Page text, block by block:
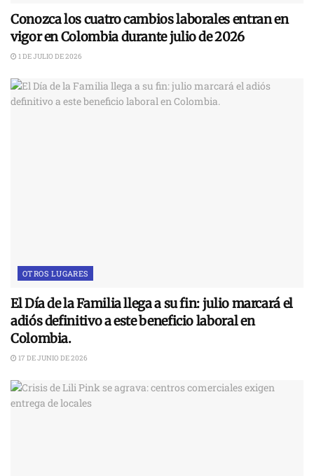
Conozca los cuatro cambios laborales entran en
vigor en Colombia durante julio de 2026
1 DE JULIO DE 2026
OTROS LUGARES
El Día de la Familia llega a su fin: julio marcará el
adiós definitivo a este beneficio laboral en
Colombia.
17 DE JUNIO DE 2026